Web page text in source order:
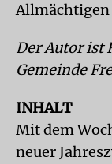
Allmächtigen
Der Autor ist
Gemeinde
INHALT
Mit dem
neuer